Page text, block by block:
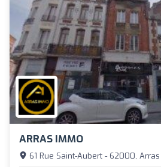
ARRAS IMMO
61 Rue Saint-Aubert - 62000, Arras